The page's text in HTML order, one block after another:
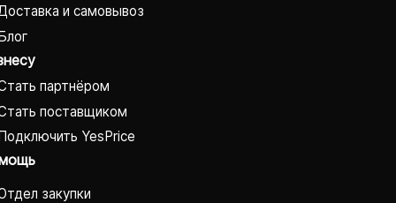
и самовывоз
партнёром
поставщиком
YesPrice
закупки